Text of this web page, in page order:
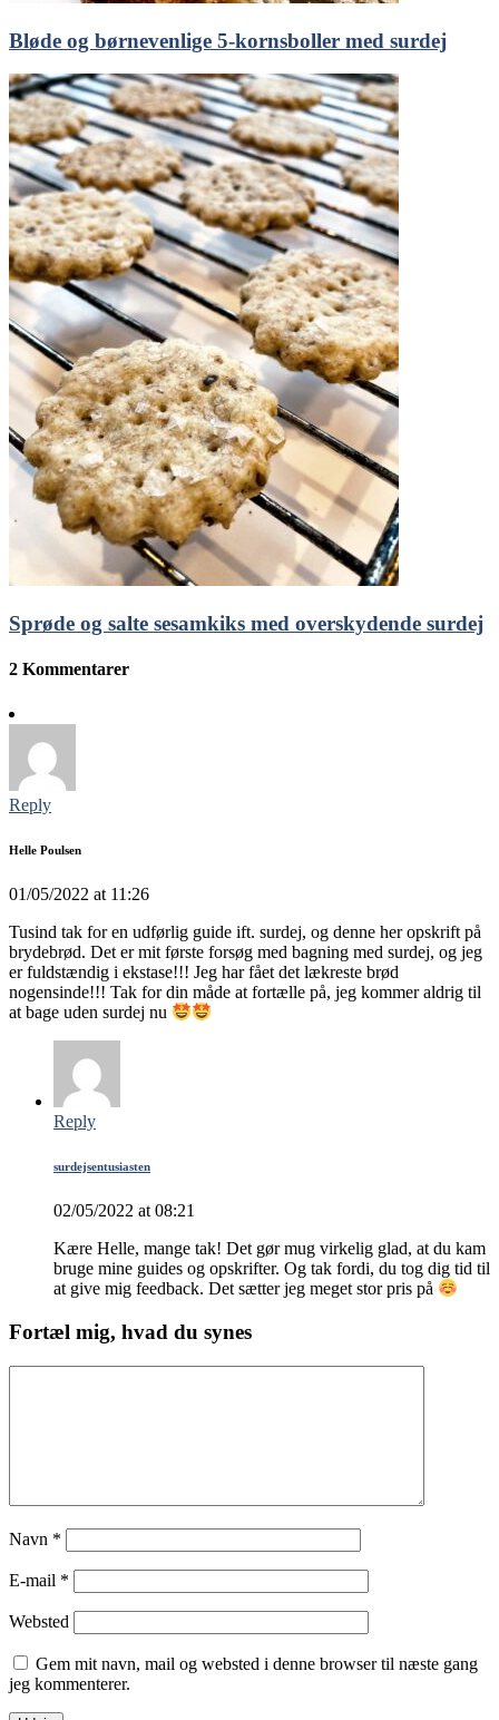
Bløde og børnevenlige 5-kornsboller med surdej
Sprøde og salte sesamkiks med overskydende surdej
2 Kommentarer
Reply
Helle Poulsen
01/05/2022 at 11:26
Tusind tak for en udførlig guide ift. surdej, og denne her opskrift på
brydebrød. Det er mit første forsøg med bagning med surdej, og jeg
er fuldstændig i ekstase!!! Jeg har fået det lækreste brød
nogensinde!!! Tak for din måde at fortælle på, jeg kommer aldrig til
at bage uden surdej nu
Reply
surdejsentusiasten
02/05/2022 at 08:21
Kære Helle, mange tak! Det gør mug virkelig glad, at du kam
bruge mine guides og opskrifter. Og tak fordi, du tog dig tid til
at give mig feedback. Det sætter jeg meget stor pris på
Fortæl mig, hvad du synes
Navn *
E-mail *
Websted
Gem mit navn, mail og websted i denne browser til næste gang
jeg kommenterer.